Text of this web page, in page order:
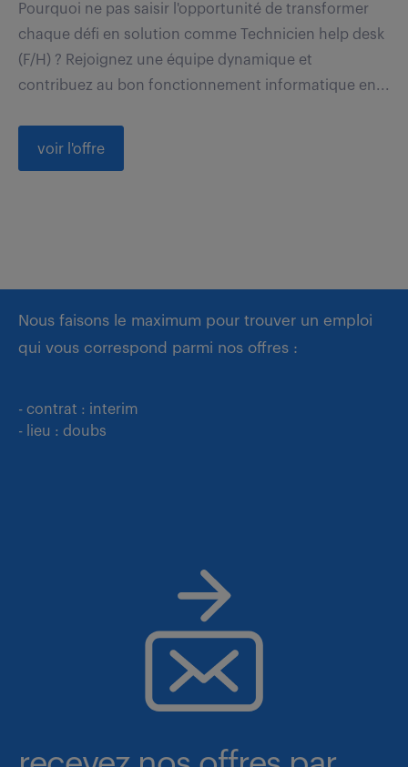
Pourquoi ne pas saisir l'opportunité de transformer
chaque défi en solution comme Technicien help desk
(F/H) ? Rejoignez une équipe dynamique et
contribuez au bon fonctionnement informatique en...
voir l'offre
Nous faisons le maximum pour trouver un emploi
qui vous correspond parmi nos offres :
- contrat : interim
- lieu : doubs